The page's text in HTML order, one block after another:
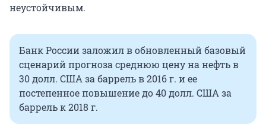
неустойчивым.
Банк России заложил в обновленный базовый
сценарий прогноза среднюю цену на нефть в
30 долл. США за баррель в 2016 г. и ее
постепенное повышение до 40 долл. США за
баррель к 2018 г.